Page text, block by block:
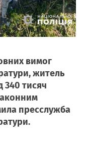
вимог
житель
340 тисяч
пресслужба